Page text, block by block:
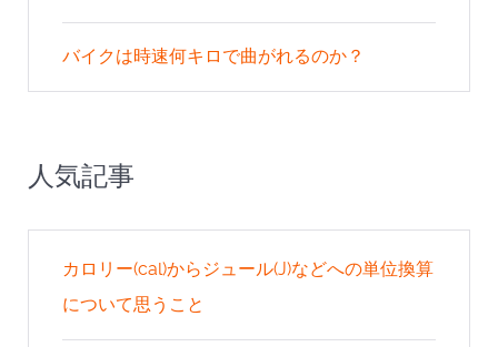
バイクは時速何キロで曲がれるのか？
人気記事
カロリー(cal)からジュール(J)などへの単位換算
について思うこと